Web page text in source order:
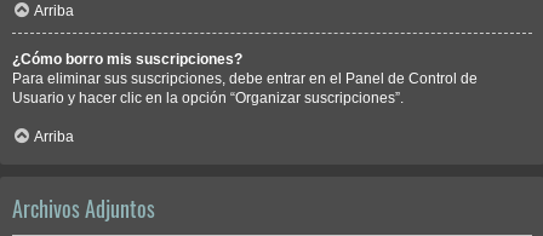
Arriba
¿Cómo borro mis suscripciones?
Para eliminar sus suscripciones, debe entrar en el Panel de Control de
Usuario y hacer clic en la opción “Organizar suscripciones”.
Arriba
Archivos Adjuntos